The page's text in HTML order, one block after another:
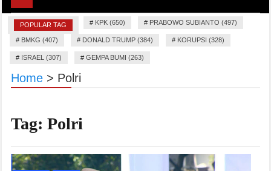
navigation
POPULAR TAG # KPK (650) # PRABOWO SUBIANTO (497)
# BMKG (407) # DONALD TRUMP (384) # KORUPSI (328)
# ISRAEL (307) # GEMPA BUMI (263)
Home > Polri
Tag: Polri